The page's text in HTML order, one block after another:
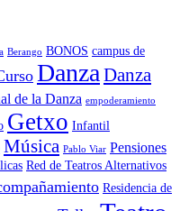
Berango BONOS campus de
DanzaDanza
de la Danza empoderamiento
Getxo Infantil
Música Pablo Viar Pensiones
Red de Teatros Alternativos
Residencia de